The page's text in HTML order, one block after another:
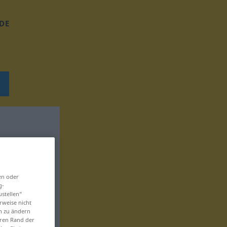
DE
oder
nicht
zu ändern
Rand der